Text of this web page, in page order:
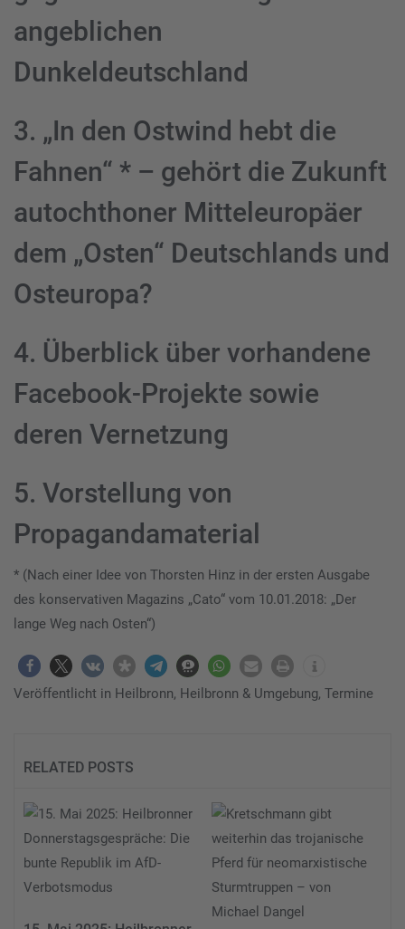
angeblichen
Dunkeldeutschland
3. „In den Ostwind hebt die
Fahnen“ * – gehört die Zukunft
autochthoner Mitteleuropäer
dem „Osten“ Deutschlands und
Osteuropa?
4. Überblick über vorhandene
Facebook-Projekte sowie
deren Vernetzung
5. Vorstellung von
Propagandamaterial
* (Nach einer Idee von Thorsten Hinz in der ersten Ausgabe
des konservativen Magazins „Cato“ vom 10.01.2018: „Der
lange Weg nach Osten“)
Veröffentlicht in Heilbronn, Heilbronn & Umgebung, Termine
RELATED POSTS